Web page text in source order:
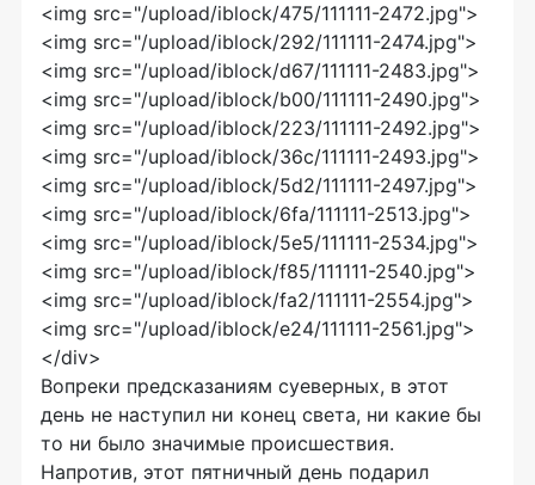
<img src="/upload/iblock/475/111111-2472.jpg">
<img src="/upload/iblock/292/111111-2474.jpg">
<img src="/upload/iblock/d67/111111-2483.jpg">
<img src="/upload/iblock/b00/111111-2490.jpg">
<img src="/upload/iblock/223/111111-2492.jpg">
<img src="/upload/iblock/36c/111111-2493.jpg">
<img src="/upload/iblock/5d2/111111-2497.jpg">
<img src="/upload/iblock/6fa/111111-2513.jpg">
<img src="/upload/iblock/5e5/111111-2534.jpg">
<img src="/upload/iblock/f85/111111-2540.jpg">
<img src="/upload/iblock/fa2/111111-2554.jpg">
<img src="/upload/iblock/e24/111111-2561.jpg">
</div>
Вопреки предсказаниям суеверных, в этот
день не наступил ни конец света, ни какие бы
то ни было значимые происшествия.
Напротив, этот пятничный день подарил